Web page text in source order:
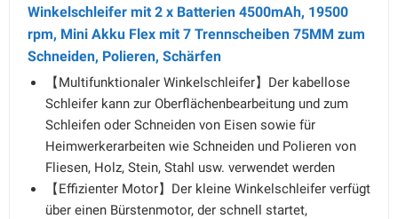
Winkelschleifer mit 2 x Batterien 4500mAh, 19500
rpm, Mini Akku Flex mit 7 Trennscheiben 75MM zum
Schneiden, Polieren, Schärfen
【Multifunktionaler Winkelschleifer】Der kabellose
Schleifer kann zur Oberflächenbearbeitung und zum
Schleifen oder Schneiden von Eisen sowie für
Heimwerkerarbeiten wie Schneiden und Polieren von
Fliesen, Holz, Stein, Stahl usw. verwendet werden
【Effizienter Motor】Der kleine Winkelschleifer verfügt
über einen Bürstenmotor, der schnell startet,